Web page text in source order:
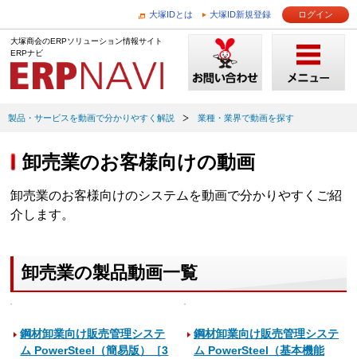
大塚IDとは 大塚ID新規登録 ログイン
大塚商会のERPソリューション情報サイト
ERPナビ
製品・サービスを動画で分かりやすく解説 業種・業界で動画を探す
卸売業のお客様向けの動画
卸売業のお客様向けのシステムを動画で分かりやすくご紹
介します。
卸売業の製品動画一覧
鋼材卸業向け販売管理システ
ム PowerSteel（簡易版）［3
鋼材卸業向け販売管理システ
ム PowerSteel（基本機能